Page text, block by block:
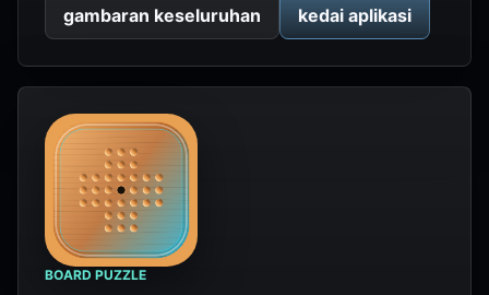
gambaran keseluruhan kedai aplikasi
BOARD PUZZLE